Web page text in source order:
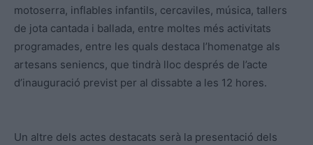
motoserra, inflables infantils, cercaviles, música, tallers
de jota cantada i ballada, entre moltes més activitats
programades, entre les quals destaca l’homenatge als
artesans seniencs, que tindrà lloc després de l’acte
d’inauguració previst per al dissabte a les 12 hores.
Un altre dels actes destacats serà la presentació dels